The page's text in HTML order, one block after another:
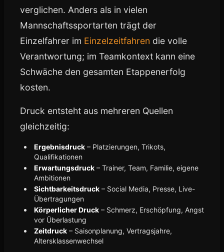
verglichen. Anders als in vielen
Mannschaftssportarten trägt der
Einzelfahrer im Einzelzeitfahren die volle
Verantwortung; im Teamkontext kann eine
Schwäche den gesamten Etappenerfolg
kosten.
Druck entsteht aus mehreren Quellen
gleichzeitig:
Ergebnisdruck – Platzierungen, Trikots,
Qualifikationen
Erwartungsdruck – Trainer, Team, Familie, eigene
Ambitionen
Sichtbarkeitsdruck – Social Media, Presse, Live-
Übertragungen
Körperlicher Druck – Schmerz, Erschöpfung, Angst
vor Überlastung
Zeitdruck – Saisonplanung, Vertragsjahre,
Altersklassenwechsel